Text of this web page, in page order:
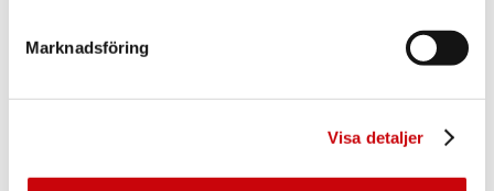
Marknadsföring
Visa detaljer